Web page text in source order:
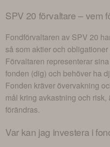
SPV 20 förvaltare – vem
Fondförvaltaren av SPV 20
så som aktier och
Förvaltaren representerar
fonden (dig) och behöver ha
Fonden kräver övervakning
mål kring avkastning och risk,
förändras.
Var kan jag investera i